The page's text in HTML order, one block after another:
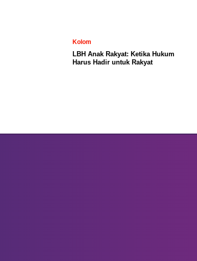
Kolom
LBH Anak Rakyat: Ketika Hukum
Harus Hadir untuk Rakyat